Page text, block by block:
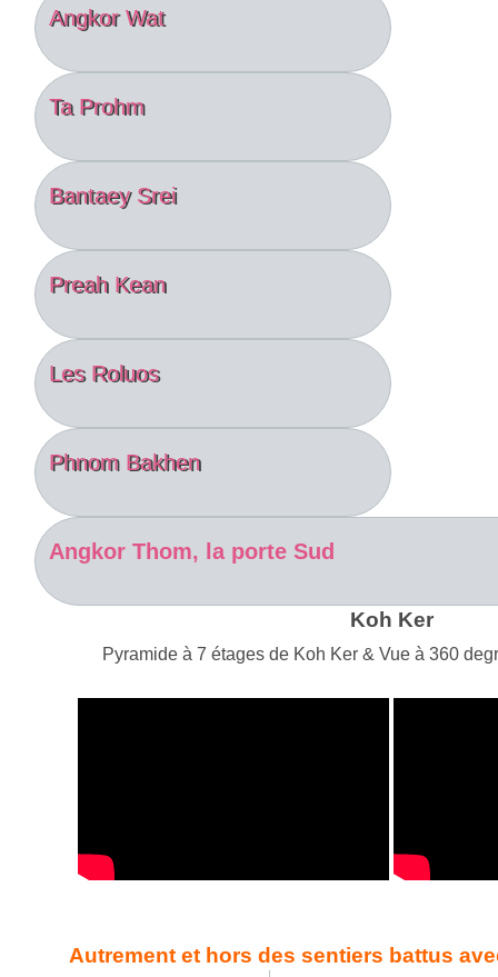
Angkor Wat
Ta Prohm
Bantaey Srei
Preah Kean
Les Roluos
Phnom Bakhen
Angkor Thom, la porte Sud
Koh Ker
Pyramide à 7 étages de Koh Ker & Vue à 360
Autrement et hors des sentiers battus